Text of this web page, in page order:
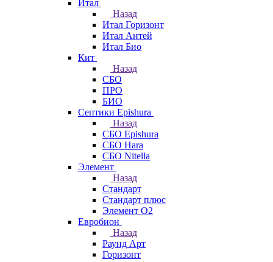
Итал
Назад
Итал Горизонт
Итал Антей
Итал Био
Кит
Назад
СБО
ПРО
БИО
Септики Epishura
Назад
СБО Epishura
СБО Hara
СБО Nitella
Элемент
Назад
Стандарт
Стандарт плюс
Элемент О2
Евробион
Назад
Раунд Арт
Горизонт